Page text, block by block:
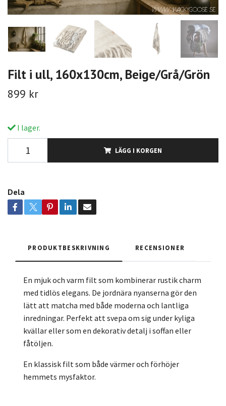
Filt i ull, 160x130cm, Beige/Grå/Grön
899 kr
I lager.
LÄGG I KORGEN
Dela
PRODUKTBESKRIVNING RECENSIONER
En mjuk och varm filt som kombinerar rustik charm
med tidlös elegans. De jordnära nyanserna gör den
lätt att matcha med både moderna och lantliga
inredningar. Perfekt att svepa om sig under kyliga
kvällar eller som en dekorativ detalj i soffan eller
fåtöljen.
En klassisk filt som både värmer och förhöjer
hemmets mysfaktor.